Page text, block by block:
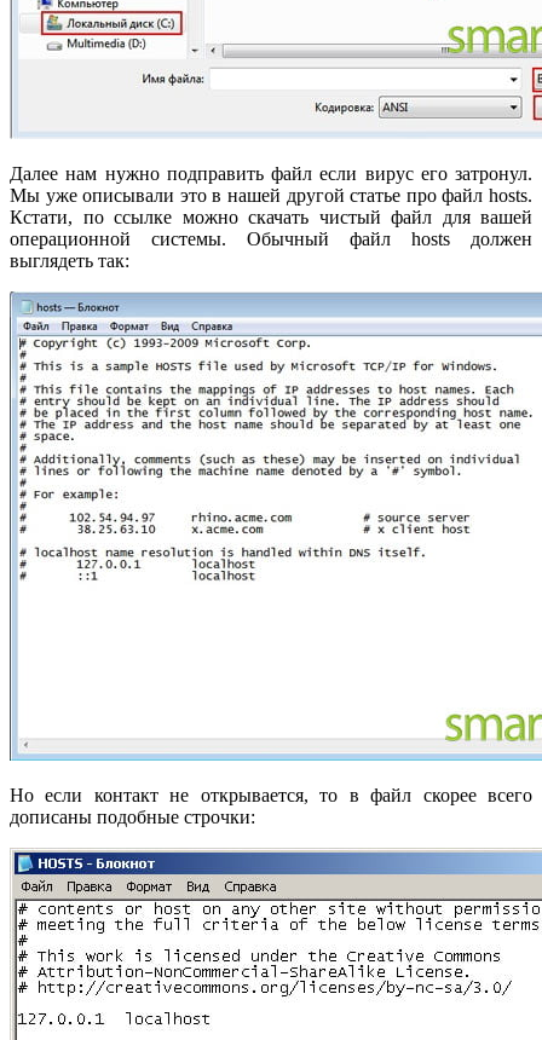
Далее нам нужно подправить файл если вирус его затронул.
Мы уже описывали это в нашей другой статье про файл hosts.
Кстати, по ссылке можно скачать чистый файл для вашей
операционной системы. Обычный файл hosts должен
выглядеть так:
Но если контакт не открывается, то в файл скорее всего
дописаны подобные строчки: